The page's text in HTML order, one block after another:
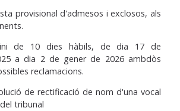
provisional d'admesos i exclosos, als
de 10 dies hàbils, de dia 17 de
a dia 2 de gener de 2026 ambdòs
reclamacions.
de rectificació de nom d'una vocal
tribunal